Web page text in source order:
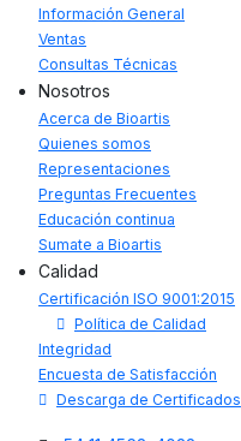
Información General
Ventas
Consultas Técnicas
Nosotros
Acerca de Bioartis
Quienes somos
Representaciones
Preguntas Frecuentes
Educación continua
Sumate a Bioartis
Calidad
Certificación ISO 9001:2015
Política de Calidad
Integridad
Encuesta de Satisfacción
Descarga de Certificados